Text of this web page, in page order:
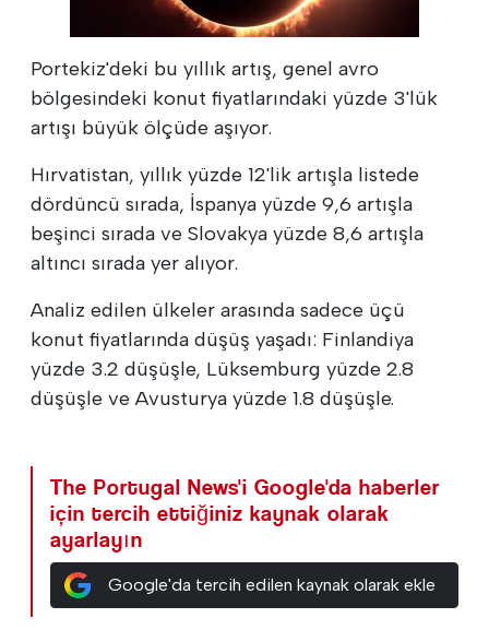
Portekiz'deki bu yıllık artış, genel avro
bölgesindeki konut fiyatlarındaki yüzde 3'lük
artışı büyük ölçüde aşıyor.
Hırvatistan, yıllık yüzde 12'lik artışla listede
dördüncü sırada, İspanya yüzde 9,6 artışla
beşinci sırada ve Slovakya yüzde 8,6 artışla
altıncı sırada yer alıyor.
Analiz edilen ülkeler arasında sadece üçü
konut fiyatlarında düşüş yaşadı: Finlandiya
yüzde 3.2 düşüşle, Lüksemburg yüzde 2.8
düşüşle ve Avusturya yüzde 1.8 düşüşle.
The Portugal News'i Google'da haberler
için tercih ettiğiniz kaynak olarak
ayarlayın
Google'da tercih edilen kaynak olarak ekle